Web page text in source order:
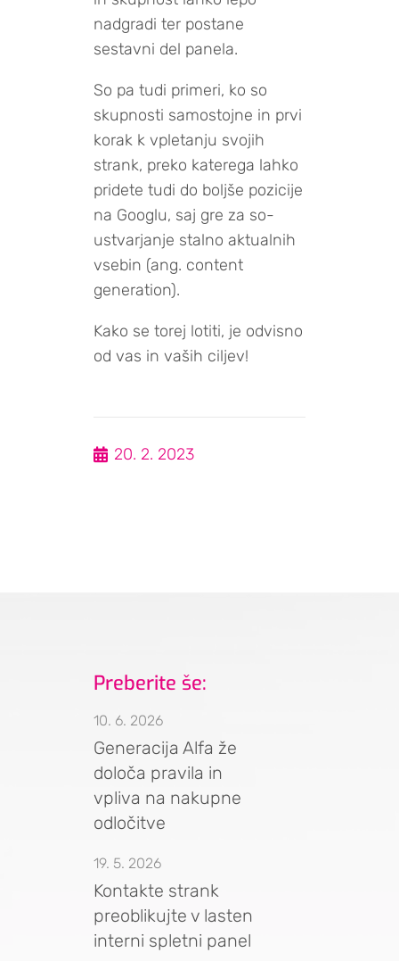
nadgradi ter postane
sestavni del panela.
So pa tudi primeri, ko so
skupnosti samostojne in prvi
korak k vpletanju svojih
strank, preko katerega lahko
pridete tudi do boljše pozicije
na Googlu, saj gre za so-
ustvarjanje stalno aktualnih
vsebin (ang. content
generation).
Kako se torej lotiti, je odvisno
od vas in vaših ciljev!
20. 2. 2023
Preberite še:
10. 6. 2026
Generacija Alfa že
določa pravila in
vpliva na nakupne
odločitve
19. 5. 2026
Kontakte strank
preoblikujte v lasten
interni spletni panel